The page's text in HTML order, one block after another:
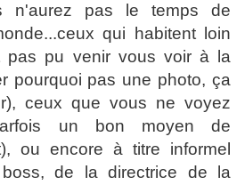
n'aurez pas le temps de
qui habitent loin
pas pu venir vous voir à la
pourquoi pas une photo, ça
ceux que vous ne voyez
un bon moyen de
ou encore à titre informel
de la directrice de la